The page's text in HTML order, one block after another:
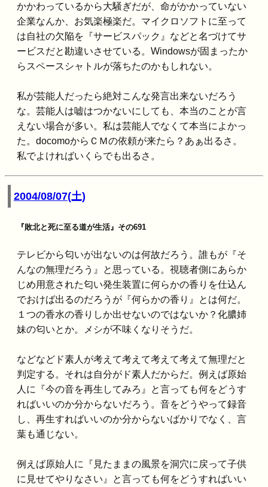
かかわっているから大騒ぎだが、命がかかっていない
企業なんか、お気楽極楽だ。マイクロソフトに至って
は自社の欠陥を『サービスパック』などと名づけてサ
ービスだと勘違いさせている。Windowsが固まったか
らスペースシャトルが落ちたのかもしれない。
私が芸能人だったら絶対こんな発言出来ないだろう
な。芸能人は嘘はつかないにしても、本当のことが言
えない場合が多い。私は芸能人でなくて本当によかっ
た。docomoからＣＭの依頼が来たら？あぁ出るさ。
私でよければいくらでも出るさ。
2004/08/07(土)
『敗北と死に至る道が生活』その691
テレビから匂いが出ないのは何故だろう。誰もが『そ
んなの無理だろう』と思っている。視聴者側にあらか
じめ用意された匂い発生装置に何らかの香りを仕込ん
でおけば出るのだろうが『何らかの香り』とは何だ。
１つの香水の香りしか出せないのではないか？化膿姉
妹の匂いとか。メシが不味くなりそうだ。
などなどド素人が考えて考えて考えて考えて無理だと
判定する。それは自分がド素人だからだ。例えば原始
人に『今の音を再生してみろ』と言っても何をどうす
ればいいのか分からないだろう。音をどうやって録音
し、再生すればいいのか分からないばかりでなく、言
葉も通じない。
例えば原始人に『見たままの風景を洞穴に戻って子供
に見せてやりなさい』と言っても何をどうすればいい